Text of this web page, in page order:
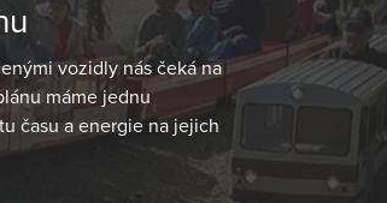
vozidly nás čeká na
máme jednu
času a energie na jejich